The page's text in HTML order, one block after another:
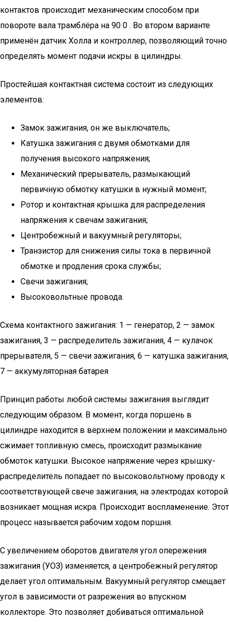
контактов происходит механическим способом при
повороте вала трамблёра на 90 0 . Во втором варианте
применён датчик Холла и контроллер, позволяющий точно
определять момент подачи искры в цилиндры.
Простейшая контактная система состоит из следующих
элементов:
Замок зажигания, он же выключатель;
Катушка зажигания с двумя обмотками для
получения высокого напряжения;
Механический прерыватель, размыкающий
первичную обмотку катушки в нужный момент;
Ротор и контактная крышка для распределения
напряжения к свечам зажигания;
Центробежный и вакуумный регуляторы;
Транзистор для снижения силы тока в первичной
обмотке и продления срока службы;
Свечи зажигания;
Высоковольтные провода.
Схема контактного зажигания: 1 — генератор, 2 — замок
зажигания, 3 — распределитель зажигания, 4 — кулачок
прерывателя, 5 — свечи зажигания, 6 — катушка зажигания,
7 — аккумуляторная батарея
Принцип работы любой системы зажигания выглядит
следующим образом. В момент, когда поршень в
цилиндре находится в верхнем положении и максимально
сжимает топливную смесь, происходит размыкание
обмоток катушки. Высокое напряжение через крышку-
распределитель попадает по высоковольтному проводу к
соответствующей свече зажигания, на электродах которой
возникает мощная искра. Происходит воспламенение. Этот
процесс называется рабочим ходом поршня.
С увеличением оборотов двигателя угол опережения
зажигания (УОЗ) изменяется, а центробежный регулятор
делает угол оптимальным. Вакуумный регулятор смещает
угол в зависимости от разрежения во впускном
коллекторе. Это позволяет добиваться оптимальной